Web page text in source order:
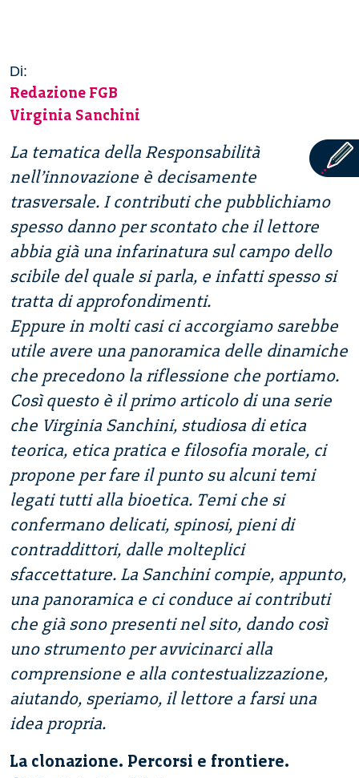
Di:
Redazione FGB
Virginia Sanchini
La tematica della Responsabilità
nell’innovazione è decisamente
trasversale. I contributi che pubblichiamo
spesso danno per scontato che il lettore
abbia già una infarinatura sul campo dello
scibile del quale si parla, e infatti spesso si
tratta di approfondimenti.
Eppure in molti casi ci accorgiamo sarebbe
utile avere una panoramica delle dinamiche
che precedono la riflessione che portiamo.
Così questo è il primo articolo di una serie
che Virginia Sanchini, studiosa di etica
teorica, etica pratica e filosofia morale, ci
propone per fare il punto su alcuni temi
legati tutti alla bioetica. Temi che si
confermano delicati, spinosi, pieni di
contraddittori, dalle molteplici
sfaccettature. La Sanchini compie, appunto,
una panoramica e ci conduce ai contributi
che già sono presenti nel sito, dando così
uno strumento per avvicinarci alla
comprensione e alla contestualizzazione,
aiutando, speriamo, il lettore a farsi una
idea propria.
La clonazione. Percorsi e frontiere.